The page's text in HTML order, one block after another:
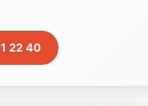
22 40